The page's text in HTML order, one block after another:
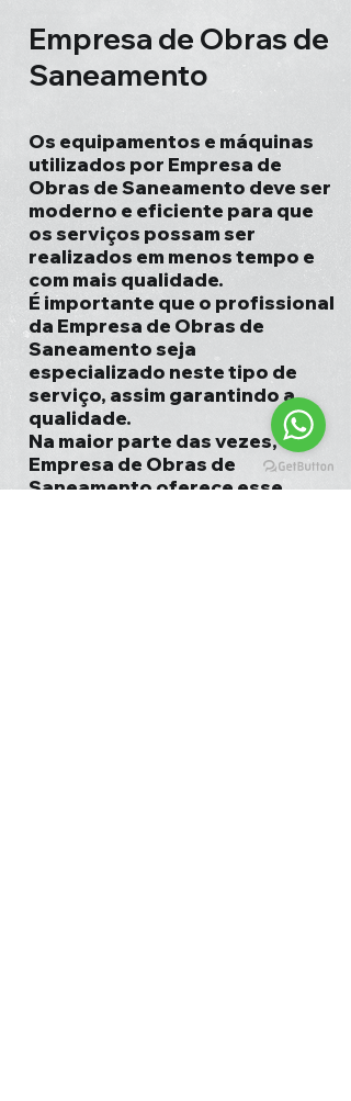
Empresa de Obras de
Saneamento
Os equipamentos e máquinas
utilizados por Empresa de
Obras de Saneamento deve ser
moderno e eficiente para que
os serviços possam ser
realizados em menos tempo e
com mais qualidade.
É importante que o profissional
da Empresa de Obras de
Saneamento seja
especializado neste tipo de
serviço, assim garantindo a
qualidade.
Na maior parte das vezes,
Empresa de Obras de
Saneamento oferece esse